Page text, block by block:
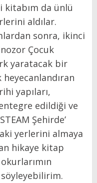
kitabım da ünlü
aldılar.
sonra, ikinci
Çocuk
yaratacak bir
yapıları,
edildiği ve
Şehirde’
yerlerini almaya
hikaye kitap
söyleyebilirim.